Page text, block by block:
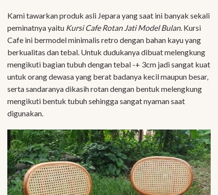
Kami tawarkan produk asli Jepara yang saat ini banyak sekali
peminatnya yaitu Kursi Cafe Rotan Jati Model Bulan. Kursi
Cafe ini bermodel minimalis retro dengan bahan kayu yang
berkualitas dan tebal. Untuk dudukanya dibuat melengkung
mengikuti bagian tubuh dengan tebal -+ 3cm jadi sangat kuat
untuk orang dewasa yang berat badanya kecil maupun besar,
serta sandaranya dikasih rotan dengan bentuk melengkung
mengikuti bentuk tubuh sehingga sangat nyaman saat
digunakan.